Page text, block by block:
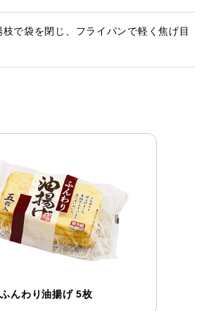
で袋を閉じ、フライパンで軽く焦げ目
ふんわり油揚げ 5枚